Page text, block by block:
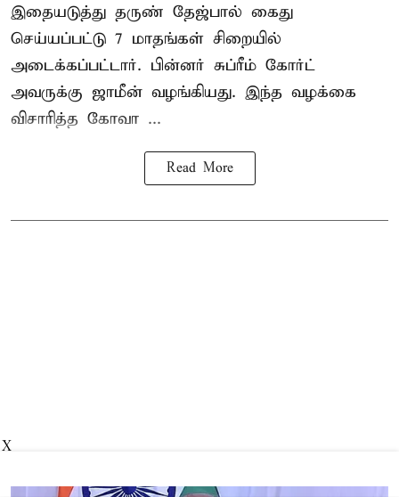
இதையடுத்து தருண் தேஜ்பால் கைது
செய்யப்பட்டு 7 மாதங்கள் சிறையில்
அடைக்கப்பட்டார். பின்னர் சுப்ரீம் கோர்ட்
அவருக்கு ஜாமீன் வழங்கியது. இந்த வழக்கை
விசாரித்த கோவா ...
Read More
X